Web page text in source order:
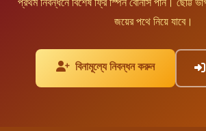
প্রথম নিবন্ধনে বিশেষ ফ্রি স্পিন বোনাস পান। ছোট্ট
জয়ের পথে নিয়ে যাবে।
বিনামূল্যে নিবন্ধন করুন